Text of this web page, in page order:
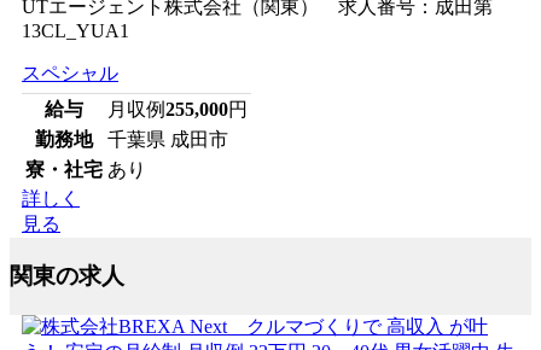
UTエージェント株式会社（関東） 求人番号：成田第
13CL_YUA1
スペシャル
給与
月収例255,000円
勤務地
千葉県 成田市
寮・社宅 あり
詳しく
見る
関東の求人